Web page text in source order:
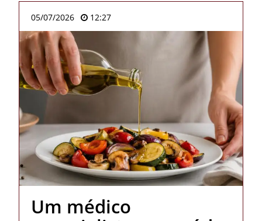
05/07/2026 12:27
Um médico